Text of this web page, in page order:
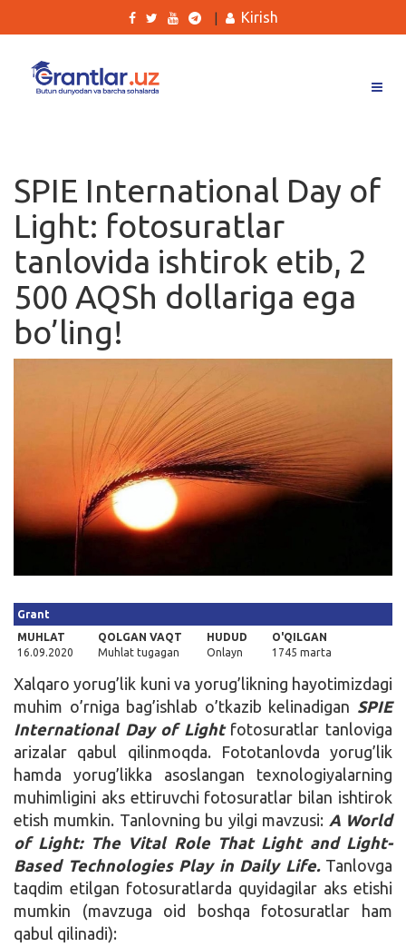
Ishlar
Kurslar
Blog
Yana
Kirish
SPIE International Day of
Light: fotosuratlar
tanlovida ishtirok etib, 2
500 AQSh dollariga ega
bo’ling!
Grant
MUHLAT
16.09.2020
QOLGAN VAQT
Muhlat tugagan
HUDUD
Onlayn
O'QILGAN
1745 marta
Xalqaro yorug’lik kuni va yorug’likning hayotimizdagi
muhim o’rniga bag’ishlab o’tkazib kelinadigan SPIE
International Day of Light fotosuratlar tanloviga
arizalar qabul qilinmoqda. Fototanlovda yorug’lik
hamda yorug’likka asoslangan texnologiyalarning
muhimligini aks ettiruvchi fotosuratlar bilan ishtirok
etish mumkin. Tanlovning bu yilgi mavzusi: A World
of Light: The Vital Role That Light and Light-
Based Technologies Play in Daily Life.Tanlovga
taqdim etilgan fotosuratlarda quyidagilar aks etishi
mumkin (mavzuga oid boshqa fotosuratlar ham
qabul qilinadi):